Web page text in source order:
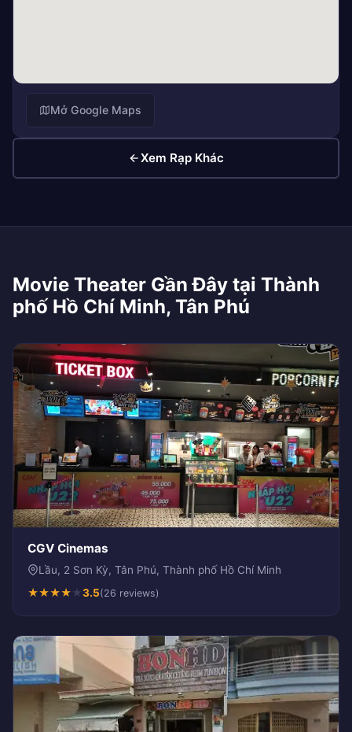
Mở Google Maps
Xem Rạp Khác
Movie Theater Gần Đây tại Thành
phố Hồ Chí Minh, Tân Phú
CGV Cinemas
Lầu, 2 Sơn Kỳ, Tân Phú, Thành phố Hồ Chí Minh
★★★★★3.5(26 reviews)